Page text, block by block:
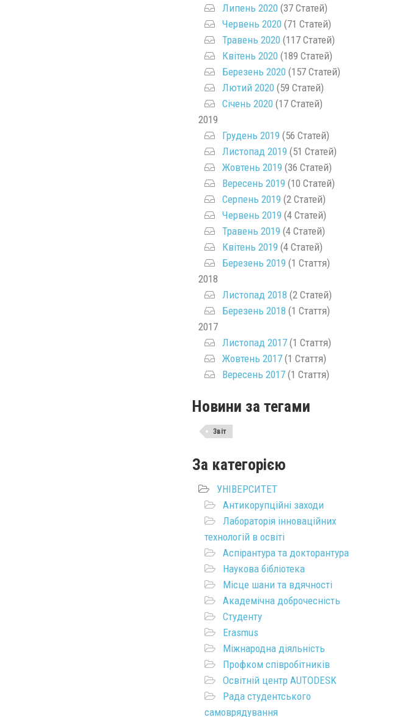
Липень 2020(37 Статей)
Червень 2020(71 Статей)
Травень 2020(117 Статей)
Квітень 2020(189 Статей)
Березень 2020(157 Статей)
Лютий 2020(59 Статей)
Січень 2020(17 Статей)
2019
Грудень 2019 (56 Статей)
Листопад 2019 (51 Статей)
Жовтень 2019 (36 Статей)
Вересень 2019 (10 Статей)
Серпень 2019 (2 Статей)
Червень 2019 (4 Статей)
Травень 2019 (4 Статей)
Квітень 2019 (4 Статей)
Березень 2019 (1 Стаття)
2018
Листопад 2018 (2 Статей)
Березень 2018 (1 Стаття)
2017
Листопад 2017(1 Стаття)
Жовтень 2017(1 Стаття)
Вересень 2017(1 Стаття)
Новини за тегами
Звіт
За категорією
УНІВЕРСИТЕТ
Антикорупційні заходи
Лабораторія інноваційних
технологій в освіті
Аспірантура та докторантура
Наукова бібліотека
Місце шани та вдячності
Академічна доброчесність
Студенту
Erasmus
Міжнародна діяльність
Профком співробітників
Освітній центр AUTODESK
Рада студентського
самоврядування